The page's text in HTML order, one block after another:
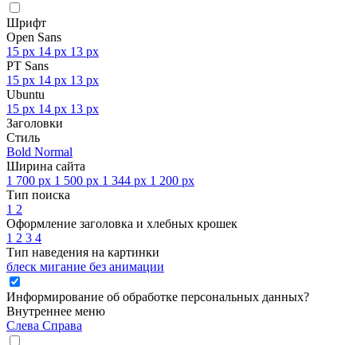
Шрифт
Open Sans
15 px 14 px 13 px
PT Sans
15 px 14 px 13 px
Ubuntu
15 px 14 px 13 px
Заголовки
Стиль
Bold Normal
Ширина сайта
1 700 px 1 500 px 1 344 px 1 200 px
Тип поиска
1 2
Оформление заголовка и хлебных крошек
1 2 3 4
Тип наведения на картинки
блеск мигание без анимации
Информирование об обработке персональных данных?
Внутреннее меню
Слева Справа